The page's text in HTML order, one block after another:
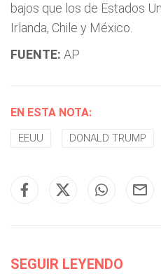
bajos que los de Estados
Irlanda, Chile y México.
FUENTE: AP
EN ESTA NOTA:
EEUU DONALD TRUMP
SEGUIR LEYENDO